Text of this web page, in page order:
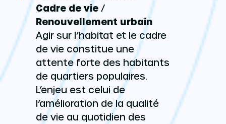
Cadre de vie /
Renouvellement urbain
Agir sur l’habitat et le cadre
de vie constitue une
attente forte des habitants
de quartiers populaires.
L’enjeu est celui de
l’amélioration de la qualité
de vie au quotidien des